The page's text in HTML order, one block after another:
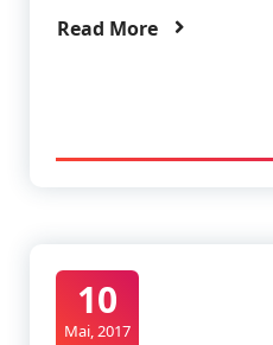
Read More
10
Mai, 2017